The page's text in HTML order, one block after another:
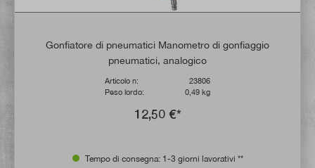
Gonfiatore di pneumatici Manometro di gonfiaggio
pneumatici, analogico
Articolo n:
23806
Peso lordo:
0,49 kg
12,50 €*
Tempo di consegna: 1-3 giorni lavorativi **